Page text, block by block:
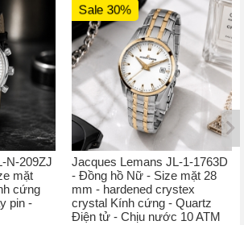
N-209ZJ
mặt
cứng
pin -
Sale 30%
Jacques Lemans JL-1-1763D
- Đồng hồ Nữ - Size mặt 28
mm - hardened crystex
crystal Kính cứng - Quartz
Điện tử - Chịu nước 10 ATM